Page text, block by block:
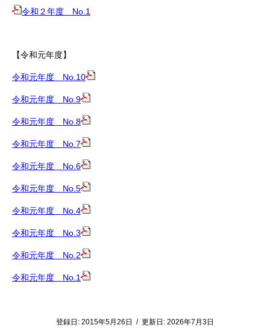
令和２年度 No.1
【令和元年度】
令和元年度 No.10
令和元年度 No.9
令和元年度 No.8
令和元年度 No.7
令和元年度 No.6
令和元年度 No.5
令和元年度 No.4
令和元年度 No.3
令和元年度 No.2
令和元年度 No.1
登録日: 2015年5月26日 / 更新日: 2026年7月3日